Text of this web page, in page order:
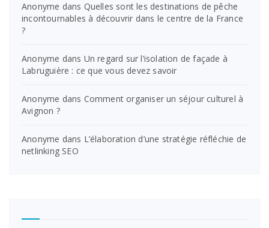
Anonyme dans Quelles sont les destinations de pêche
incontournables à découvrir dans le centre de la France
?
Anonyme dans Un regard sur l’isolation de façade à
Labruguière : ce que vous devez savoir
Anonyme dans Comment organiser un séjour culturel à
Avignon ?
Anonyme dans L’élaboration d’une stratégie réfléchie de
netlinking SEO